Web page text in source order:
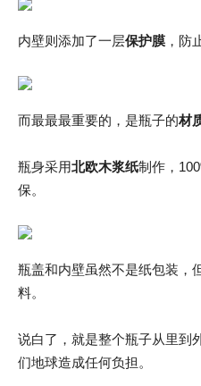
内壁则添加了一层保护膜 ，防
而最最最重要的，是瓶子的材
瓶身采用北欧木浆纸制作，
保。
瓶盖和内壁虽然不是纸包装，
料。
说白了，就是整个瓶子从里到
们地球造成任何负担。